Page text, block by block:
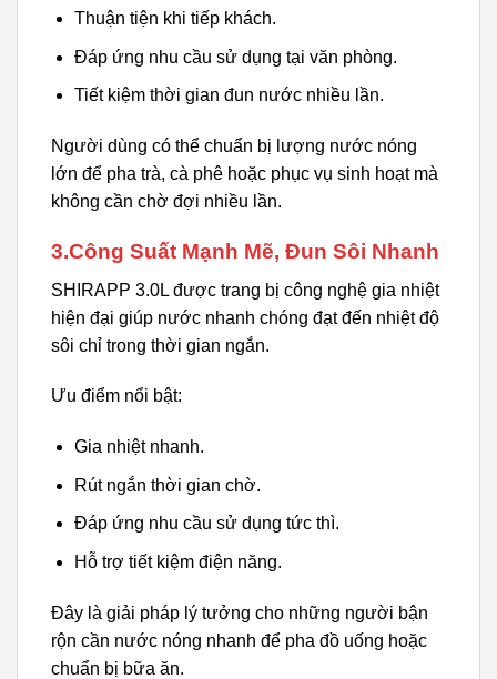
Thuận tiện khi tiếp khách.
Đáp ứng nhu cầu sử dụng tại văn phòng.
Tiết kiệm thời gian đun nước nhiều lần.
Người dùng có thể chuẩn bị lượng nước nóng
lớn để pha trà, cà phê hoặc phục vụ sinh hoạt mà
không cần chờ đợi nhiều lần.
3.Công Suất Mạnh Mẽ, Đun Sôi Nhanh
SHIRAPP 3.0L được trang bị công nghệ gia nhiệt
hiện đại giúp nước nhanh chóng đạt đến nhiệt độ
sôi chỉ trong thời gian ngắn.
Ưu điểm nổi bật:
Gia nhiệt nhanh.
Rút ngắn thời gian chờ.
Đáp ứng nhu cầu sử dụng tức thì.
Hỗ trợ tiết kiệm điện năng.
Đây là giải pháp lý tưởng cho những người bận
rộn cần nước nóng nhanh để pha đồ uống hoặc
chuẩn bị bữa ăn.